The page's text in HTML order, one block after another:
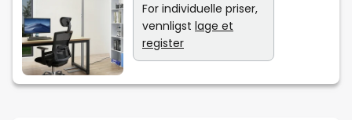
For individuelle priser,
vennligst lage et
register